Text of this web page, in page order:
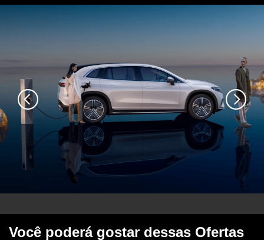
Você poderá gostar dessas Ofertas